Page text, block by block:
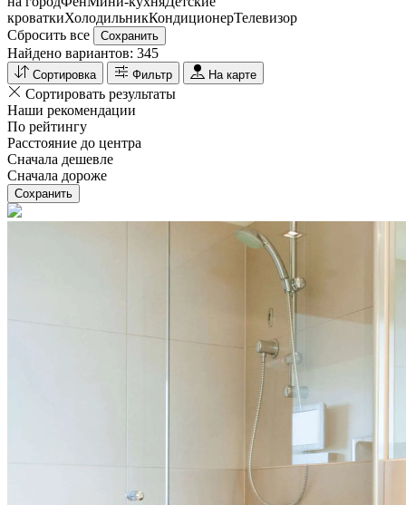
кроваткиХолодильникКондиционерТелевизор
Сбросить все
Сохранить
Найдено вариантов: 345
Сортировка Фильтр На карте
Сортировать результаты
Наши рекомендации
По рейтингу
Расстояние до центра
Сначала дешевле
Сначала дороже
Сохранить